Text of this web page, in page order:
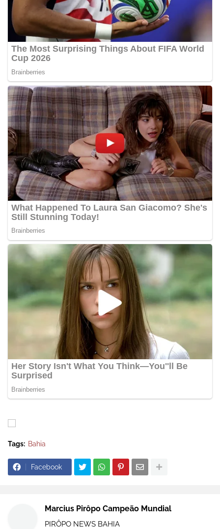
Tags: Bahia
Facebook
Marcius Pirôpo Campeão Mundial
PIRÔPO NEWS BAHIA